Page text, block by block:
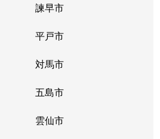
諫早市
平戸市
対馬市
五島市
雲仙市